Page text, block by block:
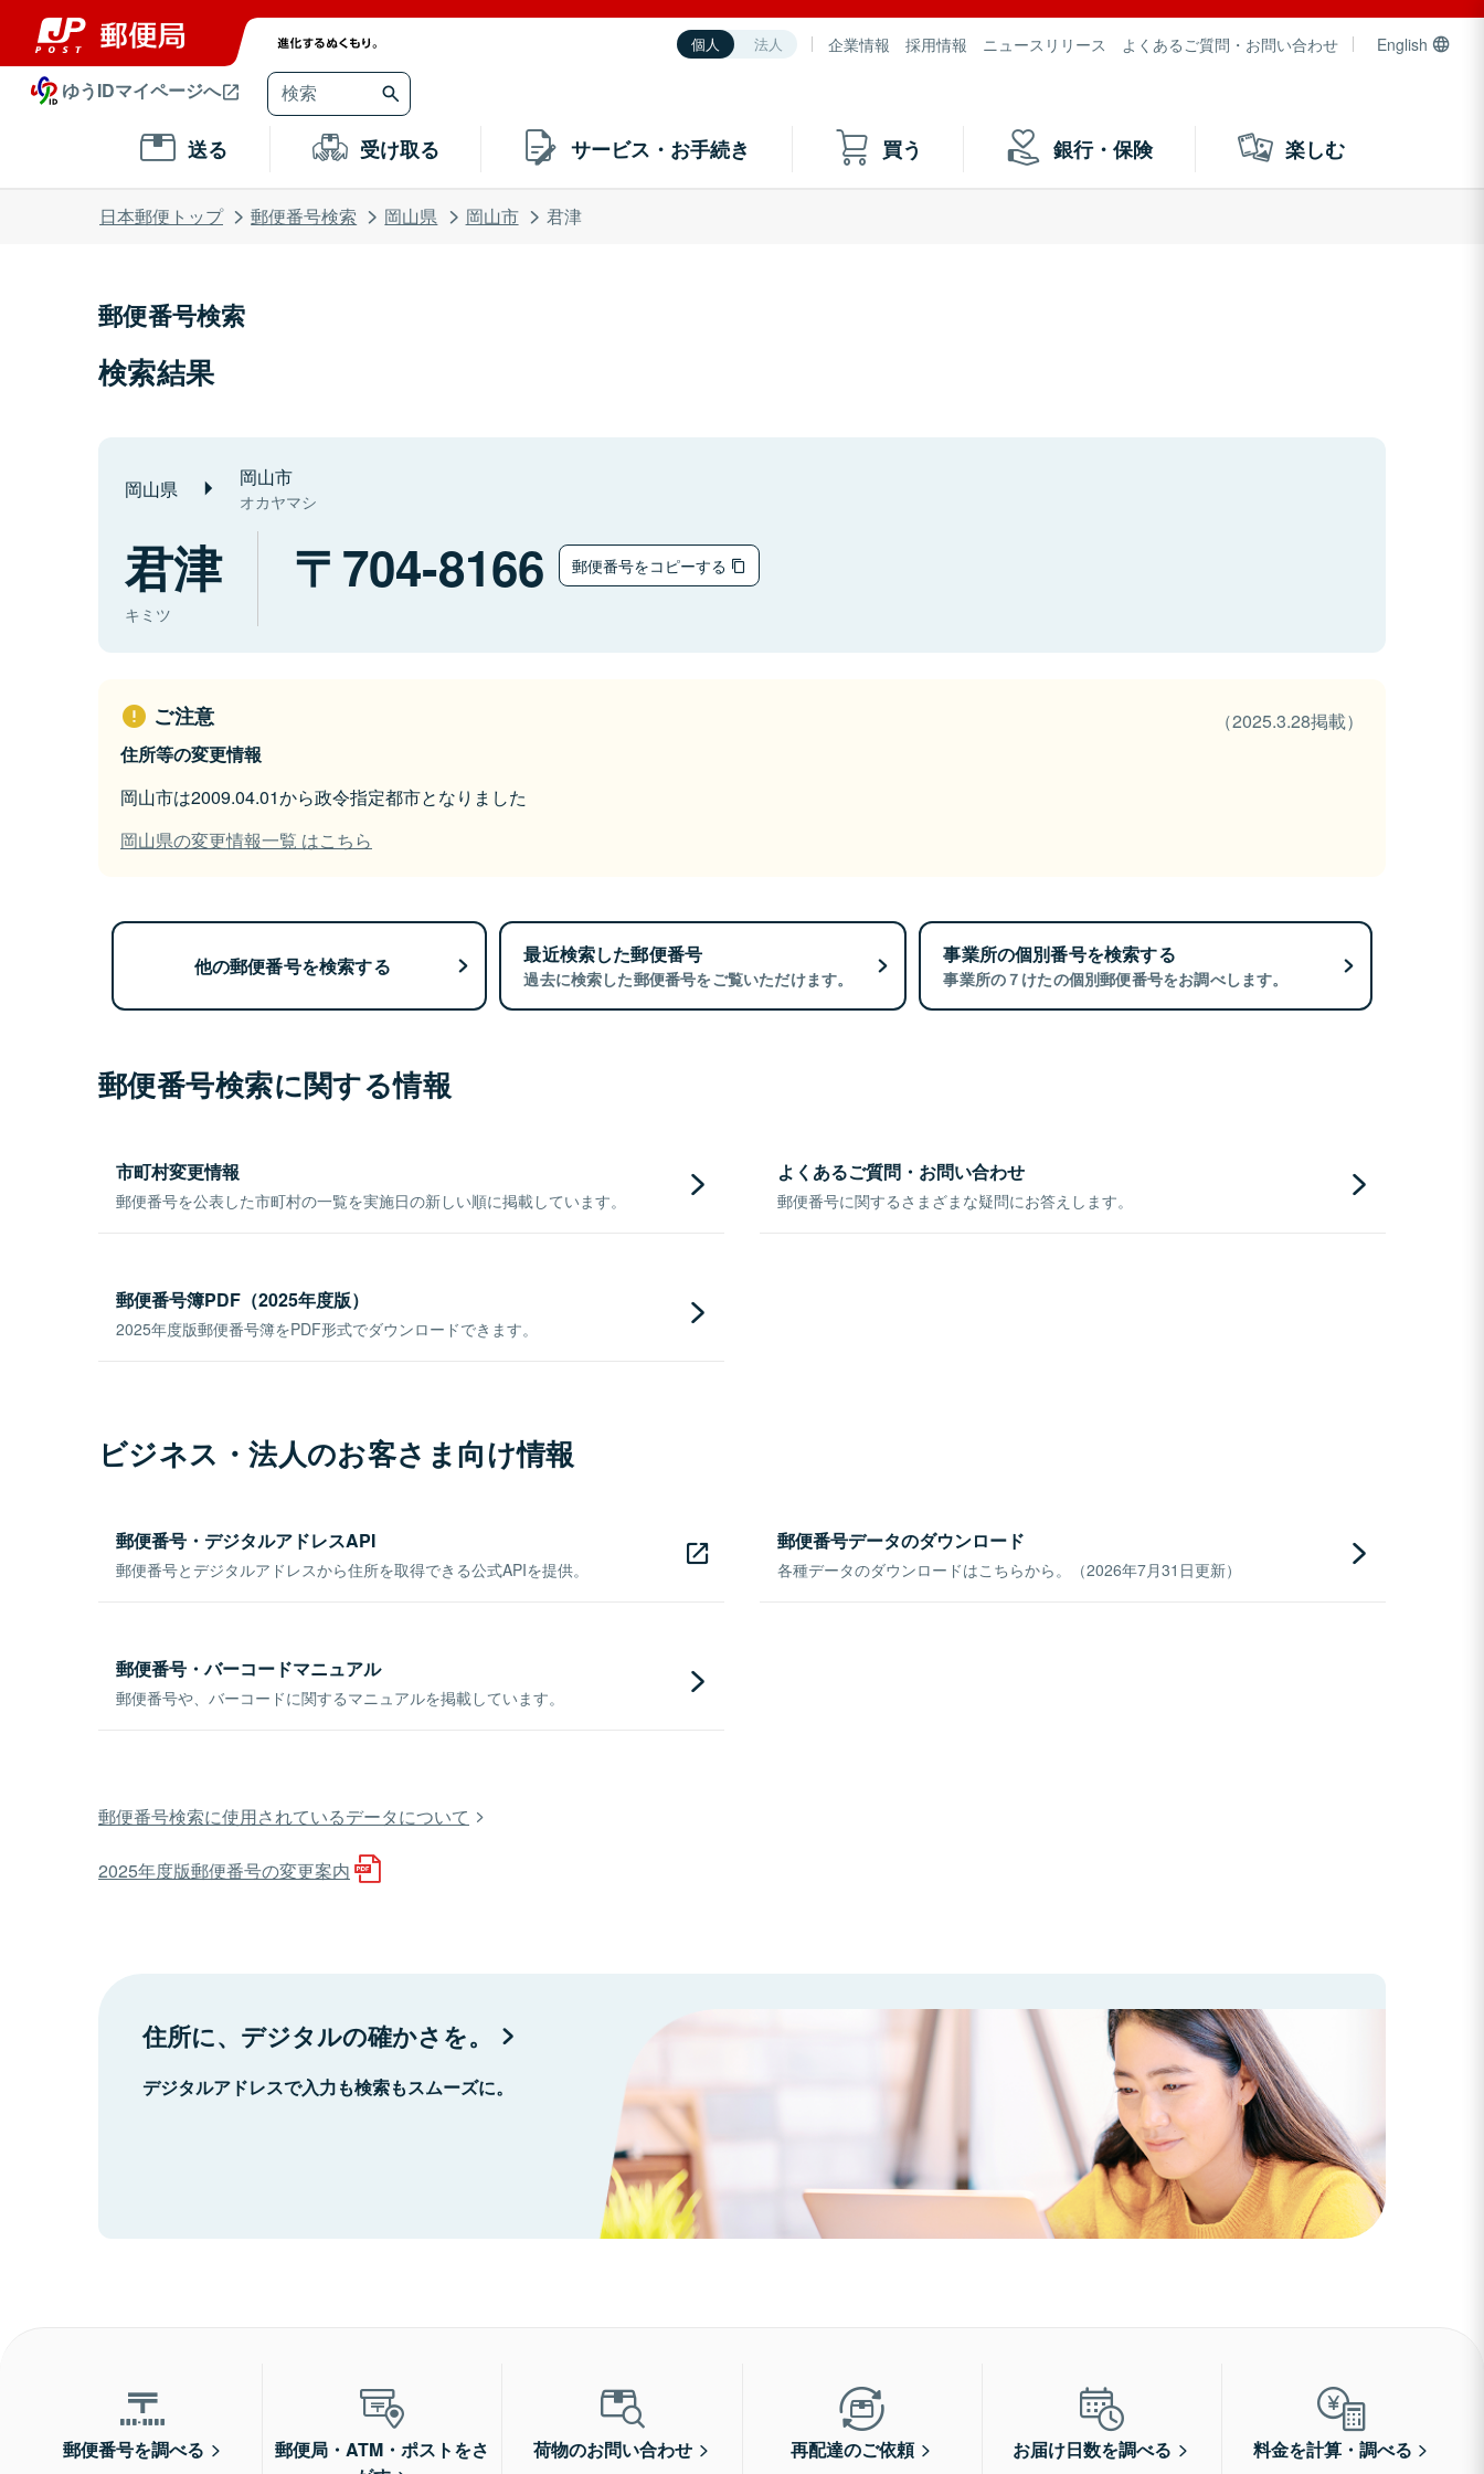
個人 法人 企業情報 採用情報 ニュースリリース よくあるご質問・お問い合わせ English
ゆうIDマイページへ
送る 受け取る サービス・お手続き 買う 銀行・保険 楽しむ
日本郵便トップ 郵便番号検索 岡山県 岡山市 君津
郵便番号検索
検索結果
岡山県 岡山市
オカヤマシ
君津
キミツ
704-8166 郵便番号をコピーする
ご注意
（2025.3.28掲載）
住所等の変更情報
岡山市は2009.04.01から政令指定都市となりました
岡山県の変更情報一覧 はこちら
他の郵便番号を検索する 最近検索した郵便番号
過去に検索した郵便番号をご覧いただけます。
事業所の個別番号を検索する
事業所の７けたの個別郵便番号をお調べします。
郵便番号検索に関する情報
市町村変更情報
郵便番号を公表した市町村の一覧を実施日の新しい順に掲載しています。
よくあるご質問・お問い合わせ
郵便番号に関するさまざまな疑問にお答えします。
郵便番号簿PDF（2025年度版）
2025年度版郵便番号簿をPDF形式でダウンロードできます。
ビジネス・法人のお客さま向け情報
郵便番号・デジタルアドレスAPI
郵便番号とデジタルアドレスから住所を取得できる公式APIを提供。
郵便番号データのダウンロード
各種データのダウンロードはこちらから。（2026年7月31日更新）
郵便番号・バーコードマニュアル
郵便番号や、バーコードに関するマニュアルを掲載しています。
郵便番号検索に使用されているデータについて
2025年度版郵便番号の変更案内
住所に、デジタルの確かさを。
デジタルアドレスで入力も検索もスムーズに。
郵便番号を調べる
郵便局・ATM・ポストをさ
荷物のお問い合わせ 再配達のご依頼 お届け日数を調べる 料金を計算・調べる